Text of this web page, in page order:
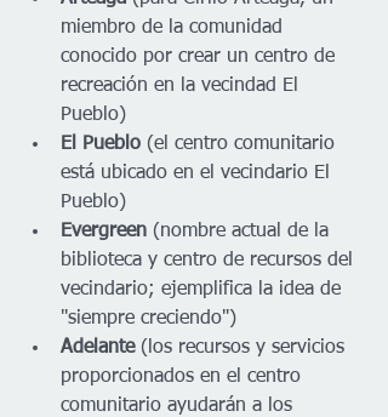
miembro de la comunidad
conocido por crear un centro de
recreación en la vecindad El
Pueblo)
El Pueblo (el centro comunitario
está ubicado en el vecindario El
Pueblo)
Evergreen (nombre actual de la
biblioteca y centro de recursos del
vecindario; ejemplifica la idea de
"siempre creciendo")
Adelante (los recursos y servicios
proporcionados en el centro
comunitario ayudarán a los